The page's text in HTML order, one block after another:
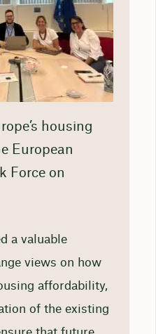
housing
European
Force on
a valuable
views on how
affordability,
of the existing